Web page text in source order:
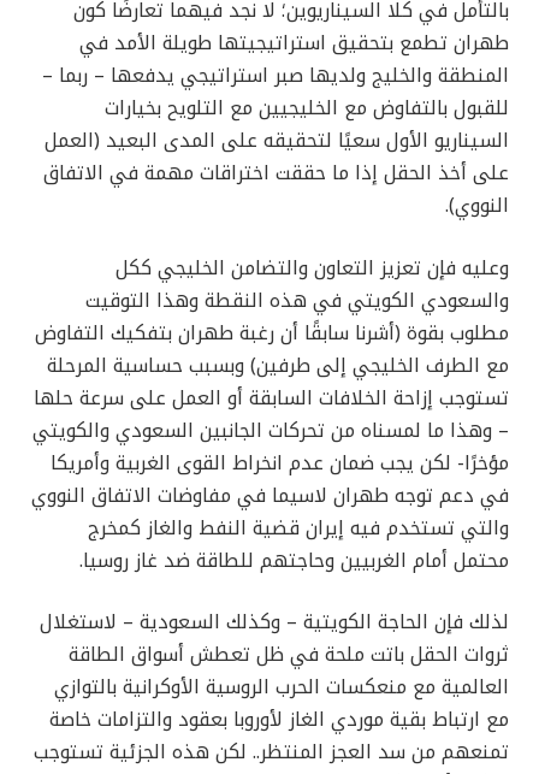
بالتأمل في كلا السيناريوين؛ لا نجد فيهما تعارضًا كون
طهران تطمع بتحقيق استراتيجيتها طويلة الأمد في
المنطقة والخليج ولديها صبر استراتيجي يدفعها – ربما –
للقبول بالتفاوض مع الخليجيين مع التلويح بخيارات
السيناريو الأول سعيًا لتحقيقه على المدى البعيد (العمل
على أخذ الحقل إذا ما حققت اختراقات مهمة في الاتفاق
النووي).
وعليه فإن تعزيز التعاون والتضامن الخليجي ككل
والسعودي الكويتي في هذه النقطة وهذا التوقيت
مطلوب بقوة (أشرنا سابقًا أن رغبة طهران بتفكيك التفاوض
مع الطرف الخليجي إلى طرفين) وبسبب حساسية المرحلة
تستوجب إزاحة الخلافات السابقة أو العمل على سرعة حلها
– وهذا ما لمسناه من تحركات الجانبين السعودي والكويتي
مؤخرًا- لكن يجب ضمان عدم انخراط القوى الغربية وأمريكا
في دعم توجه طهران لاسيما في مفاوضات الاتفاق النووي
والتي تستخدم فيه إيران قضية النفط والغاز كمخرج
محتمل أمام الغربيين وحاجتهم للطاقة ضد غاز روسيا.
لذلك فإن الحاجة الكويتية – وكذلك السعودية – لاستغلال
ثروات الحقل باتت ملحة في ظل تعطش أسواق الطاقة
العالمية مع منعكسات الحرب الروسية الأوكرانية بالتوازي
مع ارتباط بقية موردي الغاز لأوروبا بعقود والتزامات خاصة
تمنعهم من سد العجز المنتظر.. لكن هذه الجزئية تستوجب